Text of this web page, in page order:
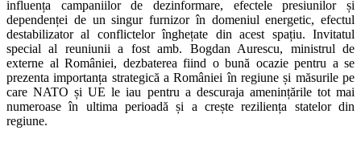
influența campaniilor de dezinformare, efectele presiunilor și
dependenței de un singur furnizor în domeniul energetic, efectul
destabilizator al conflictelor înghețate din acest spațiu. Invitatul
special al reuniunii a fost amb. Bogdan Aurescu, ministrul de
externe al României, dezbaterea fiind o bună ocazie pentru a se
prezenta importanța strategică a României în regiune și măsurile pe
care NATO și UE le iau pentru a descuraja amenințările tot mai
numeroase în ultima perioadă și a crește reziliența statelor din
regiune.